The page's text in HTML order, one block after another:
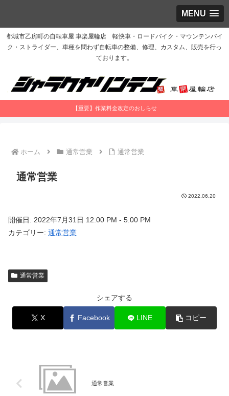
MENU
都城市乙房町の自転車屋 車楽屋輪店 軽快車・ロードバイク・マウンテンバイ
ク・ストライダー、車種を問わず自転車の整備、修理、カスタム、販売を行っ
ております。
【重要】作業料金改定のおしらせ
ホーム 通常営業 通常営業
通常営業
2022.06.20
開催日: 2022年7月31日 12:00 PM - 5:00 PM
カテゴリー: 通常営業
通常営業
シェアする
X Facebook LINE コピー
通常営業